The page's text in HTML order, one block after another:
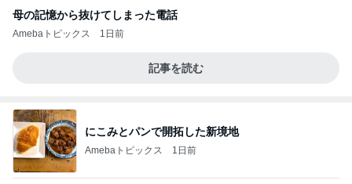
母の記憶から抜けてしまった電話
Amebaトピックス 1日前
記事を読む
にこみとパンで開拓した新境地
Amebaトピックス 1日前